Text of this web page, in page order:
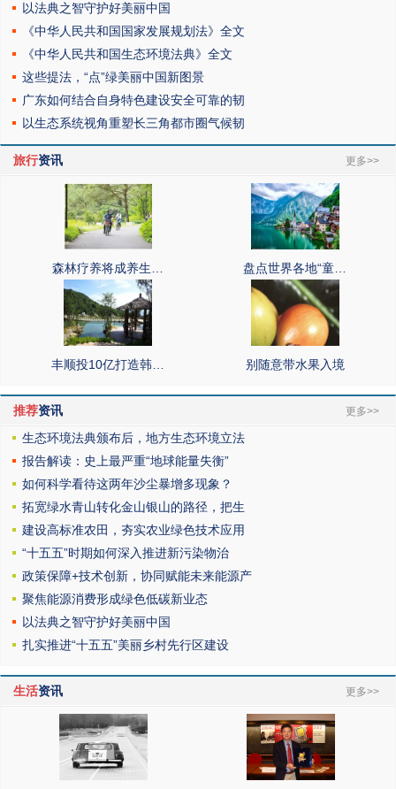
以法典之智守护好美丽中国
《中华人民共和国国家发展规划法》全文
《中华人民共和国生态环境法典》全文
这些提法，“点”绿美丽中国新图景
广东如何结合自身特色建设安全可靠的韧
以生态系统视角重塑长三角都市圈气候韧
旅行资讯 更多>>
森林疗养将成养生… 盘点世界各地“童…
丰顺投10亿打造韩… 别随意带水果入境
推荐资讯 更多>>
生态环境法典颁布后，地方生态环境立法
报告解读：史上最严重“地球能量失衡”
如何科学看待这两年沙尘暴增多现象？
拓宽绿水青山转化金山银山的路径，把生
建设高标准农田，夯实农业绿色技术应用
“十五五”时期如何深入推进新污染物治
政策保障+技术创新，协同赋能未来能源产
聚焦能源消费形成绿色低碳新业态
以法典之智守护好美丽中国
扎实推进“十五五”美丽乡村先行区建设
生活资讯 更多>>